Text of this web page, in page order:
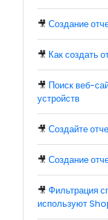
🎥 Создание
🎥 Как создать
🎥 Поиск веб-
устройств
🎥 Создайте
🎥 Создание
🎥 Фильтрация
используют